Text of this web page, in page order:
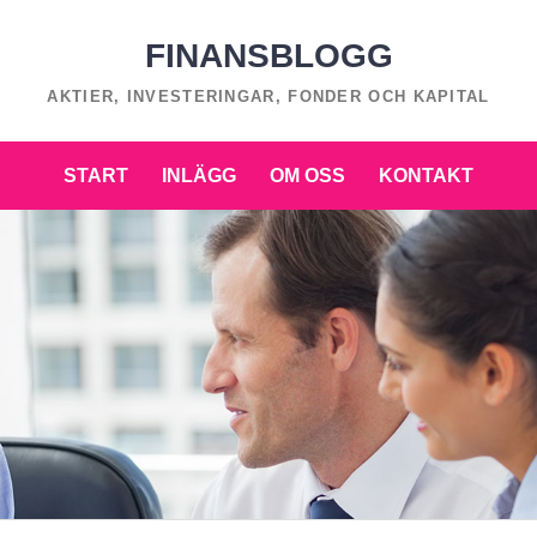
FINANSBLOGG
AKTIER, INVESTERINGAR, FONDER OCH KAPITAL
START INLÄGG OM OSS KONTAKT